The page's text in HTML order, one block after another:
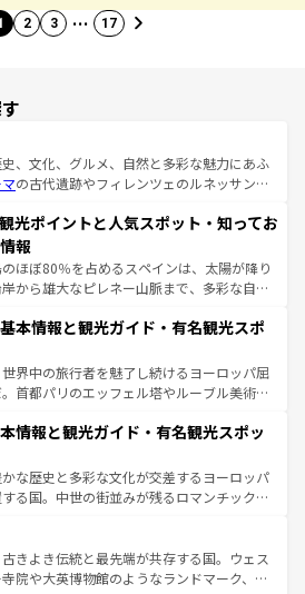
2 3 … 17
、文化、グルメ、自然と多彩な魅力にあふ
の古代遺跡やフィレンツェのルネッサンス
ナの美しい田園風景やアマルフィ海岸の絶
観も見逃せない。観光の合間には、本場の
ど、絶品のイタリア料理を堪能することも
めてから夜眠るまで、すべての瞬間を楽し
タリア情報はコンテンツ一覧を参照してほ
光ポイントと人気スポット・知ってお
報
ほぼ80％を占めるスペインは、太陽が降り
から雄大なピレネー山脈まで、多彩な自然
の国では、情熱的なフラメンコ、熱気あふ
て美味しいタパスが生活の一部となってい
ードの洗練された雰囲気や、バルセロナの
街角から、地方では古代ローマ遺跡や中世
って風土や気候が異なるスペインはその個
を参照してほしい。
本情報と観光ガイド・有名観光スポ
界中の旅行者を魅了し続けるヨーロッパ屈
首都パリのエッフェル塔やルーブル美術館
が詰まっている。華麗な宮殿、歴史的な大
ーチ、そして豊かな自然が、訪れる者を心
また、フランスは美食の国としても知ら
理はユネスコ無形文化遺産にも登録されて
ダー畑など、多彩な楽しみ方が可能だ。さ
外の地域にも魅力が溢れており、どの街角に
文化が息づいている。パリ以外の個性あふ
情報と観光ガイド・有名観光スポッ
かな歴史と多彩な文化が交差するヨーロッパ
る国。中世の街並みが残るロマンチック街
は、どこを歩いても飽きることがない。ベ
活気、バイエルン州のアルプスの絶景、そ
いのワイン畑といった風景は必見。ビール
きよき伝統と最先端が共存する国。ウェス
院や大英博物館のようなランドマーク、歴